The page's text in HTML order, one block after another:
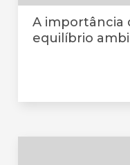
A importância
equilíbrio